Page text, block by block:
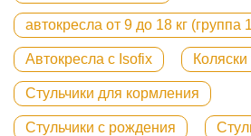
автокресла от 9 до 18 кг (группа
Автокресла с Isofix Коляски
Стульчики для кормления
Стульчики с рождения